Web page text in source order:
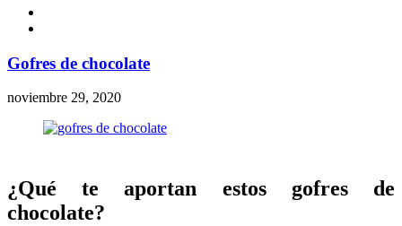
Gofres de chocolate
noviembre 29, 2020
¿Qué te aportan estos gofres de
chocolate?